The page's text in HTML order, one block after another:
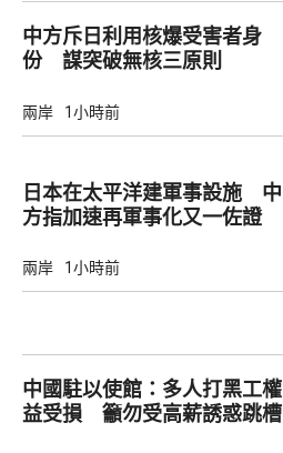
中方斥日利用核爆受害者身
份 謀突破無核三原則
兩岸 1小時前
日本在太平洋建軍事設施 中
方指加速再軍事化又一佐證
兩岸 1小時前
中國駐以使館：多人打黑工權
益受損 籲勿受高薪誘惑跳槽